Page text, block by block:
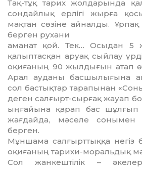
Тақ-тұқ тарих жолдарында
сондайлық ерлігі жырға
мақ­тан сөзіне айналды.
берген рухани
ама­нат қой. Тек… Осыдан 5
қалыптасқан аруақ сыйлау
оқи­ғаның 90 жылдығын атап
Арал ауданы басшылы­ғына
сол бас­­­­тықтар та­ра­пы­­нан
де­ген салғырт-сырғақ жауап
ыңға­йына қарап бас шұлғып
жағдай­да, мәселе сонымен
берген.
Мұншама салғырттыққа негіз
оқиғаның тарихи-мо­ральдық
Сол жанкештілік –